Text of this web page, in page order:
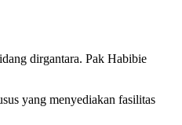
dirgantara. Pak Habibie
yang menyediakan fasilitas